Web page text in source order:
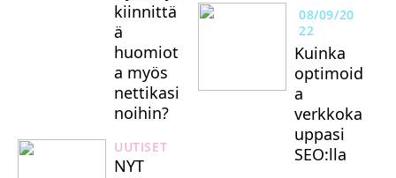
kiinnittä
ä
huomiot
a myös
nettikasi
noihin?
UUTISET
NYT
08/09/20
22
Kuinka
optimoid
a
verkkoka
uppasi
SEO:lla